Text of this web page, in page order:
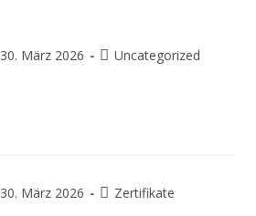
30. März 2026 Uncategorized
30. März 2026 Zertifikate